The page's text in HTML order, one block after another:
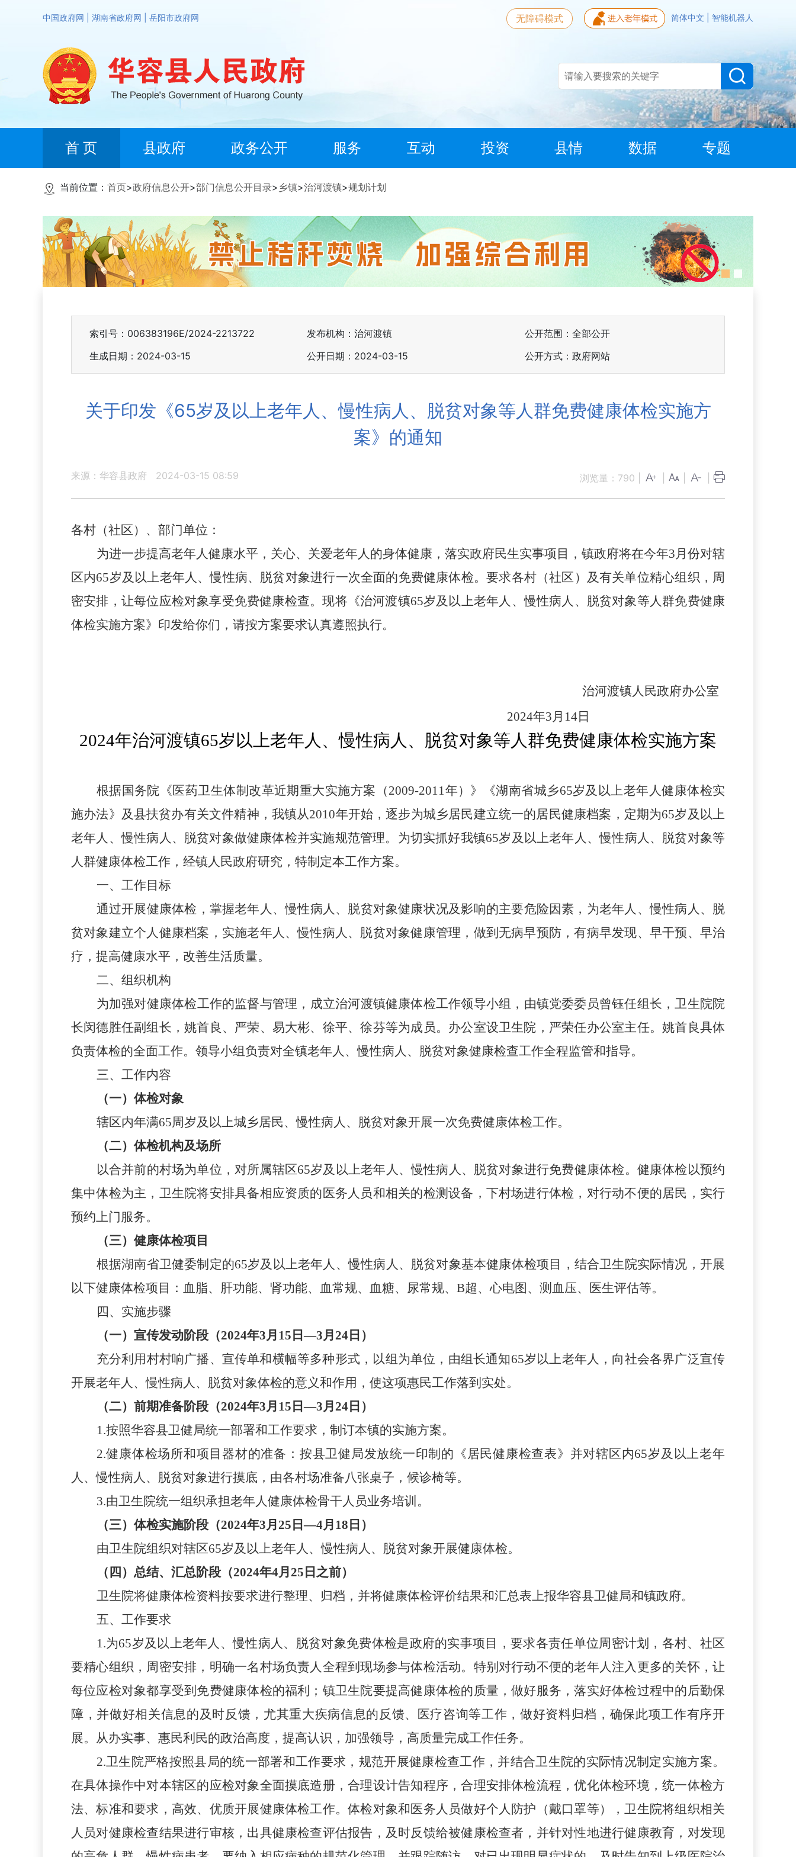
中国政府网 湖南省政府网 岳阳市政府网 简体中文 智能机器人
无障碍模式
首 页 县政府 政务公开 服务 互动 投资 县情 数据 专题
当前位置： 首页>政府信息公开>部门信息公开目录> 乡镇>治河渡镇>规划计划
索引号：006383196E/2024-2213722 发布机构：治河渡镇
公开范围：全部公开
生成日期：2024-03-15
公开日期：2024-03-15 公开方式：政府网站
关于印发《65岁及以上老年人、慢性病人、脱贫对象等人群免费健康体检实施方
案》的通知
来源：华容县政府 2024-03-15 08:59 浏览量： 790
各村（社区）、部门单位：
为进一步提高老年人健康水平，关心、关爱老年人的身体健康，落实政府民生实事项目，镇政府将在今年3月份对辖
区内65岁及以上老年人、慢性病、脱贫对象进行一次全面的免费健康体检。要求各村（社区）及有关单位精心组织，周
密安排，让每位应检对象享受免费健康检查。现将《治河渡镇65岁及以上老年人、慢性病人、脱贫对象等人群免费健康
体检实施方案》印发给你们，请按方案要求认真遵照执行。
治河渡镇人民政府办公室
2024年3月14日
2024年治河渡镇65岁以上老年人、慢性病人、脱贫对象等人群免费健康体检实施方案
根据国务院《医药卫生体制改革近期重大实施方案（2009-2011年） 》《湖南省城乡65岁及以上老年人健康体检实
施办法》及县扶贫办有关文件精神，我镇从2010年开始，逐步为城乡居民建立统一的居民健康档案，定期为65岁及以上
老年人 、慢性病人、 脱贫对象做健康体检并实施规范管理。为切实抓好我镇65岁及以上老年人 、慢性病人、 脱贫对象等
人群健康体检工作，经镇人民政府研究，特制定本工作方案。
一、工作目标
通过开展健康体检，掌握老年人、慢性病人 、脱贫对象健康状况及影响的主要危险因素，为老年人、慢性病人 、脱
贫对象建立个人健康档案，实施老年人、慢性病人 、脱贫对象健康管理，做到无病早预防，有病早发现、早干预、早治
疗，提高健康水平，改善生活质量。
二、 组织机构
为加强对健康体检工作的监督与管理，成立治河渡镇健康体检工作领导小组，由镇党委委员曾钰任组长，卫生院院
长闵德胜任副组长，姚首良、严荣、 易大彬、徐平、徐芬等为成员。办公室设卫生院，严荣任办公室主任。姚首良具体
负责体检的全面工作。 领导小组负责对全镇老年人、慢性病人、 脱贫对象健康检查工作全程监管和指导。
三、工作内容
（一）体检对象
辖区内年满65周岁及以上城乡居民、慢性病人、 脱贫对象开展一次免费健康体检工作。
（二）体检机构及场所
以合并前的村场为单位，对所属辖区65岁及以上老年人、慢性病人、 脱贫对象进行免费健康体检。 健康体检以预约
集中体检为主，卫生院将安排具备相应资质的医务人员和相关的检测设备，下村场进行体检，对行动不便的居民，实行
预约上门服务。
（三）健康体检项目
根据湖南省卫健委制定的65岁及以上老年人 、慢性病人、 脱贫对象基本健康体检项目，结合卫生院实际情况，开展
以下健康体检项目 ： 血脂、肝功能、肾功能、血常规、血糖、尿常规、 B超、心电图、测血压、医生评估等。
四、实施步骤
（一）宣传发动阶段（2024年3月 15 日—3月 24 日）
充分利用村村响广播、宣传单和横幅等多种形式，以组为单位， 由组长通知65岁以上老年人，向社会各界广泛宣传
开展老年人、慢性病人 、脱贫对象体检的意义和作用，使这项惠民工作落到实处。
（二）前期准备阶段（2024年3月 15 日—3月 24 日）
1.按照华容县卫健局统一部署和工作要求，制订本镇的实施方案。
2.健康体检场所和项目器材的准备：按县卫健局发放统一印制的《居民健康检查表》并对辖区内65岁及以上老年
人、慢性病人 、脱贫对象进行摸底，由各村场准备八张桌子，候诊椅等。
3.由卫生院统一组织承担老年人健康体检骨干人员业务培训。
（三）体检实施阶段（2024年3月 25 日—4月 18 日）
由卫生院组织对辖区65岁及以上老年人、慢性病人 、脱贫对象开展健康体检。
（四）总结、汇总阶段（2024年4月 25 日之前）
卫生院将健康体检资料按要求进行整理、归档，并将健康体检评价结果和汇总表上报华容县卫健局和镇政府。
五、工作要求
1.为65岁及以上老年人、慢性病人 、脱贫对象免费体检是政府的实事项目，要求各责任单位周密计划，各村、 社区
要精心组织，周密安排，明确一名村场负责人全程到现场参与体检活动。特别对行动不便的老年人注入更多的关怀，让
每位应检对象都享受到免费健康体检的福利；镇卫生院要提高健康体检的质量，做好服务，落实好体检过程中的后勤保
障，并做好相关信息的及时反馈，尤其重大疾病信息的反馈、医疗咨询等工作，做好资料归档，确保此项工作有序开
展。从办实事、惠民利民的政治高度，提高认识，加强领导，高质量完成工作任务。
2.卫生院严格按照县局的统一部署和工作要求，规范开展健康检查工作，并结合卫生院的实际情况制定实施方案。
在具体操作中对本辖区的应检对象全面摸底造册，合理设计告知程序，合理安排体检流程，优化体检环境，统一体检方
法、标准和要求，高效、优质开展健康体检工作。体检对象和医务人员做好个人防护（戴口罩等），卫生院将组织相关
人员对健康检查结果进行审核，出具健康检查评估报告，及时反馈给被健康检查者， 并针对性地进行健康教育，对发现